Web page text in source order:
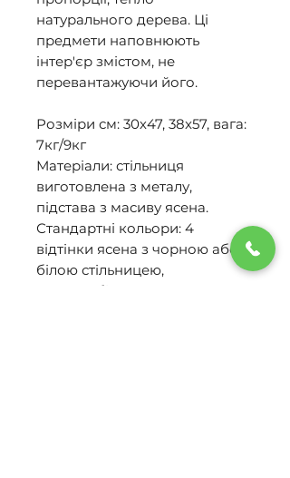
натурального дерева. Ці
предмети наповнюють
інтер'єр змістом, не
перевантажуючи його.
Розміри см: 30х47, 38x57, вага:
7кг/9кг
Матеріали: стільниця
виготовлена з металу,
підстава з масиву ясена.
Стандартні кольори: 4
відтінки ясена з чорною або
білою стільницею,
чорний, білий.